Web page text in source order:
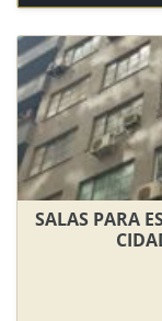
SALAS PARA